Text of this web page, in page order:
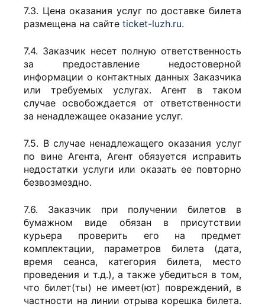
7.3. Цена оказания услуг по доставке билета
размещена на сайтеticket-luzh.ru.
7.4. Заказчик несет полную ответственность
за предоставление недостоверной
информации о контактных данных Заказчика
или требуемых услугах. Агент в таком
случае освобождается от ответственности
за ненадлежащее оказание услуг.
7.5. В случае ненадлежащего оказания услуг
по вине Агента, Агент обязуется исправить
недостатки услуги или оказать ее повторно
безвозмездно.
7.6. Заказчик при получении билетов в
бумажном виде обязан в присутствии
курьера проверить его на предмет
комплектации, параметров билета (дата,
время сеанса, категория билета, место
проведения и т.д.), а также убедиться в том,
что билет(ты) не имеет(ют) повреждений, в
частности на линии отрыва корешка билета.